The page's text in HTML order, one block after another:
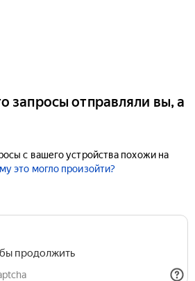
запросы отправляли вы, а
с вашего устройства похожи на
это могло произойти?
продолжить